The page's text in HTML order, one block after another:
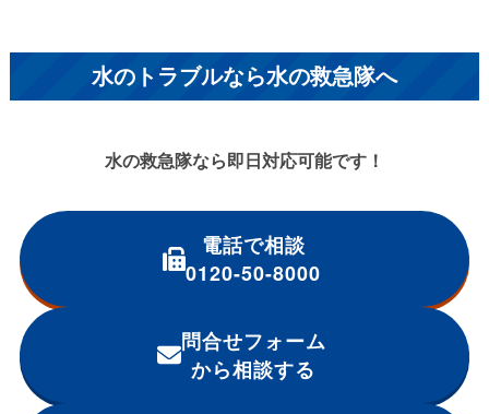
水のトラブルなら水の救急隊へ
水の救急隊なら即日対応可能です！
電話で相談
0120-50-8000
問合せフォーム
から相談する